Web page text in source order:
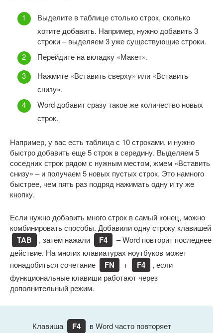
Выделите в таблице столько строк, сколько
хотите добавить. Например, нужно добавить 3
строки – выделяем 3 уже существующие строки.
Перейдите на вкладку «Макет».
Нажмите «Вставить сверху» или «Вставить
снизу».
Word добавит сразу такое же количество новых
строк.
Например, у вас есть таблица с 10 строками, и нужно
быстро добавить еще 5 строк в середину. Выделяем 5
соседних строк рядом с нужным местом, жмем «Вставить
снизу» – и получаем 5 новых пустых строк. Это намного
быстрее, чем пять раз подряд нажимать одну и ту же
кнопку.
Если нужно добавить много строк в самый конец, можно
комбинировать способы. Добавили одну строку клавишей
TAB , затем нажали F4
– Word повторит последнее
действие. На многих клавиатурах ноутбуков может
понадобиться сочетание
FN + F4
, если
функциональные клавиши работают через
дополнительный режим.
Клавиша F4
в Word часто повторяет